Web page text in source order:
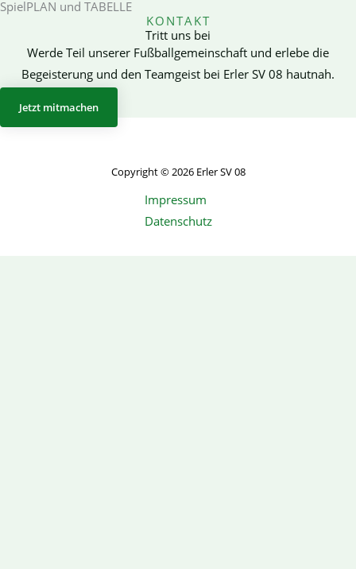
SpielPLAN und TABELLE
KONTAKT
Tritt uns bei
Werde Teil unserer Fußballgemeinschaft und erlebe die
Begeisterung und den Teamgeist bei Erler SV 08 hautnah.
Jetzt mitmachen
Copyright © 2026 Erler SV 08
Impressum
Datenschutz